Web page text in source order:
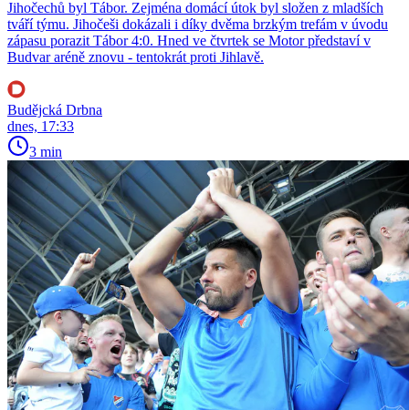
Jihočechů byl Tábor. Zejména domácí útok byl složen z mladších
tváří týmu. Jihočeši dokázali i díky dvěma brzkým trefám v úvodu
zápasu porazit Tábor 4:0. Hned ve čtvrtek se Motor představí v
Budvar aréně znovu - tentokrát proti Jihlavě.
Budějcká Drbna
dnes, 17:33
3 min